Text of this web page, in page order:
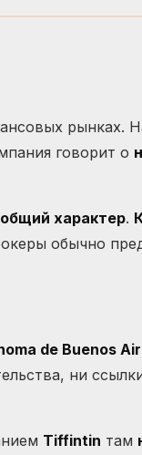
рынках.
говорит о
характер.
обычно
de Buenos
ни
Tiffintin там